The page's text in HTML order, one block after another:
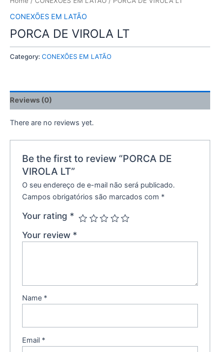
CONEXÕES EM LATÃO
PORCA DE VIROLA LT
Category: CONEXÕES EM LATÃO
Reviews (0)
There are no reviews yet.
Be the first to review “PORCA DE
VIROLA LT”
O seu endereço de e-mail não será publicado.
Campos obrigatórios são marcados com *
Your rating *
Your review *
Name *
Email *